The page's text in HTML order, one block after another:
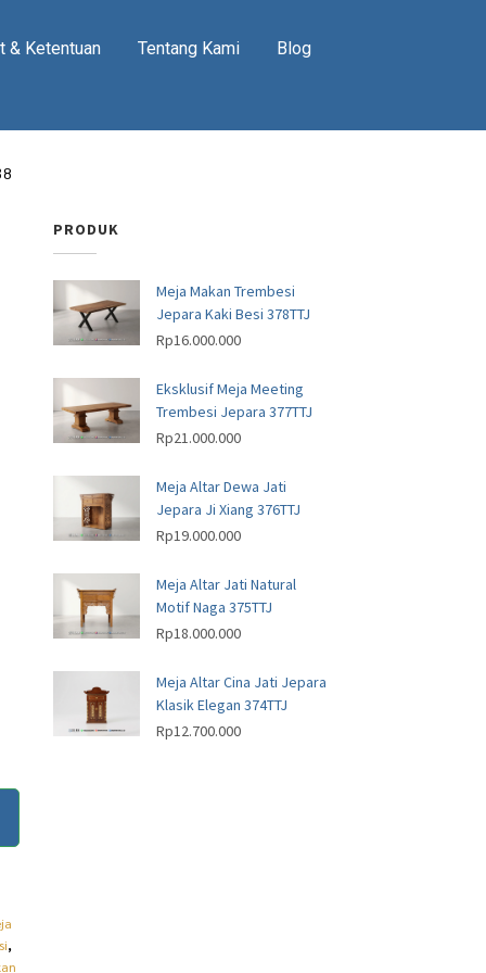
& Ketentuan Tentang Kami Blog
PRODUK
Meja Makan Trembesi
Jepara Kaki Besi 378TTJ
Rp16.000.000
Eksklusif Meja Meeting
Trembesi Jepara 377TTJ
Rp21.000.000
Meja Altar Dewa Jati
Jepara Ji Xiang 376TTJ
Rp19.000.000
Meja Altar Jati Natural
Motif Naga 375TTJ
Rp18.000.000
Meja Altar Cina Jati Jepara
Klasik Elegan 374TTJ
Rp12.700.000
,